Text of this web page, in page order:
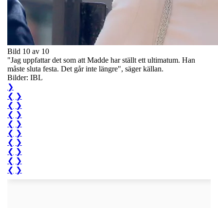
Bild 10 av 10
"Jag uppfattar det som att Madde har ställt ett ultimatum. Han
måste sluta festa. Det går inte längre", säger källan.
Bilder: IBL
❯
❮ ❯
❮ ❯
❮ ❯
❮ ❯
❮ ❯
❮ ❯
❮ ❯
❮ ❯
❮ ❯